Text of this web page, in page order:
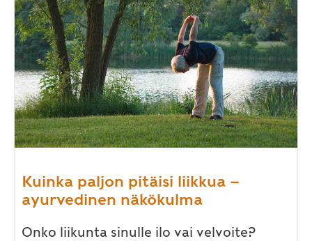
Kuinka paljon pitäisi liikkua –
ayurvedinen näkökulma
Onko liikunta sinulle ilo vai velvoite?